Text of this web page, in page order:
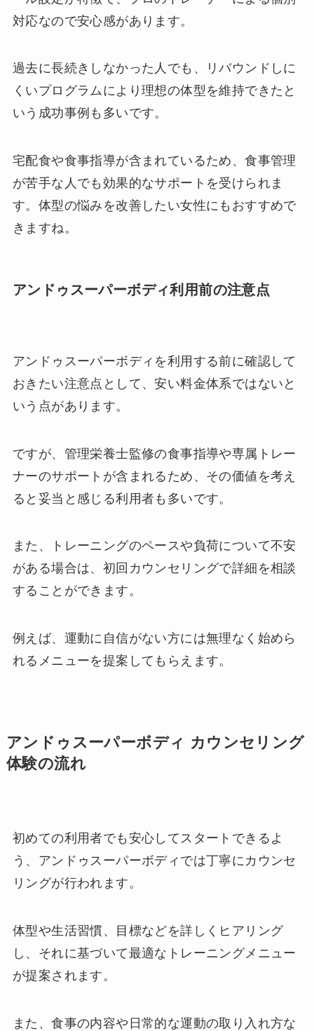
対応なので安心感があります。
過去に長続きしなかった人でも、リバウンドしに
くいプログラムにより理想の体型を維持できたと
いう成功事例も多いです。
宅配食や食事指導が含まれているため、食事管理
が苦手な人でも効果的なサポートを受けられま
す。体型の悩みを改善したい女性にもおすすめで
きますね。
アンドゥスーパーボディ利用前の注意点
アンドゥスーパーボディを利用する前に確認して
おきたい注意点として、安い料金体系ではないと
いう点があります。
ですが、管理栄養士監修の食事指導や専属トレー
ナーのサポートが含まれるため、その価値を考え
ると妥当と感じる利用者も多いです。
また、トレーニングのペースや負荷について不安
がある場合は、初回カウンセリングで詳細を相談
することができます。
例えば、運動に自信がない方には無理なく始めら
れるメニューを提案してもらえます。
アンドゥスーパーボディ カウンセリング
体験の流れ
初めての利用者でも安心してスタートできるよ
う、アンドゥスーパーボディでは丁寧にカウンセ
リングが行われます。
体型や生活習慣、目標などを詳しくヒアリング
し、それに基づいて最適なトレーニングメニュー
が提案されます。
また、食事の内容や日常的な運動の取り入れ方な